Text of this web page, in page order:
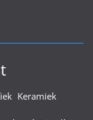
Keramiek